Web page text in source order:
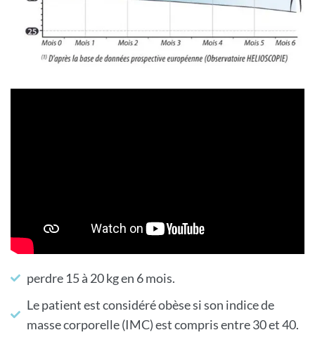
perdre 15 à 20 kg en 6 mois.
Le patient est considéré obèse si son indice de
masse corporelle (IMC) est compris entre 30 et 40.